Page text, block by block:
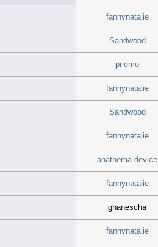
fannynatalie
Sandwood
priemo
fannynatalie
Sandwood
fannynatalie
anathema-device
fannynatalie
ghanescha
fannynatalie